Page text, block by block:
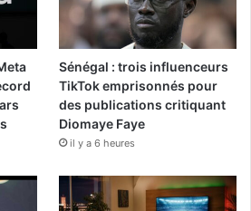
Sénégal : trois influenceurs
TikTok emprisonnés pour
des publications critiquant
Diomaye Faye
il y a 6 heures